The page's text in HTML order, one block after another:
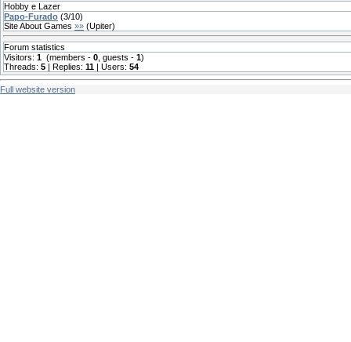
Hobby e Lazer
Papo-Furado (3/10)
Site About Games »» (Upiter)
Forum statistics
Visitors: 1 (members - 0 , guests - 1)
Threads: 5 | Replies: 11 | Users: 54
Full website version